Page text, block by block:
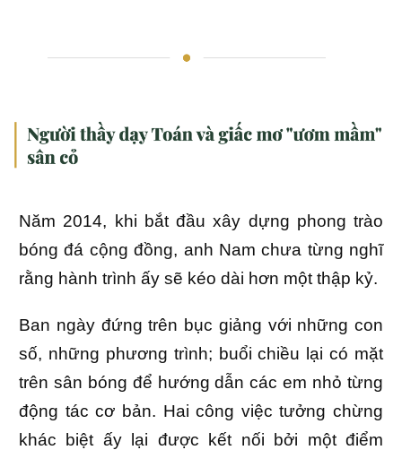
Năm 2014, khi bắt đầu xây dựng phong trào
bóng đá cộng đồng, anh Nam chưa từng nghĩ
rằng hành trình ấy sẽ kéo dài hơn một thập kỷ.
Ban ngày đứng trên bục giảng với những con
số, những phương trình; buổi chiều lại có mặt
trên sân bóng để hướng dẫn các em nhỏ từng
động tác cơ bản. Hai công việc tưởng chừng
khác biệt ấy lại được kết nối bởi một điểm